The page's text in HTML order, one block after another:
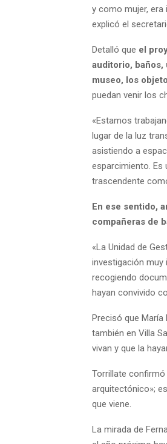
y como mujer, era
explicó el
Detalló que el
auditorio, baños,
museo, los
puedan venir los
«Estamos
lugar de la luz
asistiendo a
esparcimiento. Es
trascendente
En ese sentido,
compañeras de
«La Unidad de
investigación muy
recogiendo
hayan convivido
Precisó que María
también en Villa
vivan y que la
Torrillate
arquitectónico»;
que viene.
La mirada de